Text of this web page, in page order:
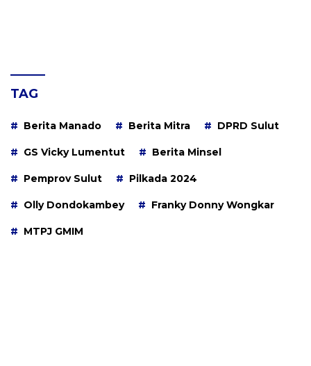
TAG
Berita Manado Berita Mitra DPRD Sulut
GS Vicky Lumentut Berita Minsel
Pemprov Sulut Pilkada 2024
Olly Dondokambey Franky Donny Wongkar
MTPJ GMIM